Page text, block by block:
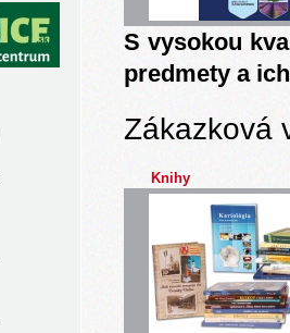
S vysokou
predmety a
Zákazková
Knihy